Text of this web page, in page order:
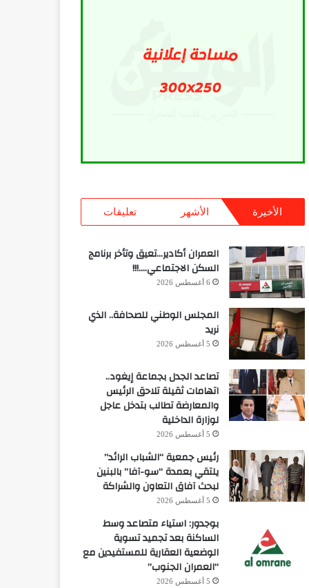
الأخيرة الأشهر تعليقات
العمران أكادير…تعيق وتأخر برنامج
السكن الاجتماعي….!!!
6 أغسطس 2026
المجلس الوطني للصحافة.. الذي
نريد
5 أغسطس 2026
تصاعد الجدل بجماعة إيغود..
اتهامات ثقيلة تلاحق الرئيس
والمعارضة تطالب بتدخل عاجل
لوزارة الداخلية
5 أغسطس 2026
رئيس جمعية “الشباب الرائد”
يلتقي بعمدة “سو-آفا” بالبنين
لبحث آفاق التعاون والشراكة
5 أغسطس 2026
بوجدور: استياء متصاعد وسط
الساكنة بعد تجميد تسوية
الوضعية العقارية للمستفيدين مع
“العمران الجنوب”
5 أغسطس 2026